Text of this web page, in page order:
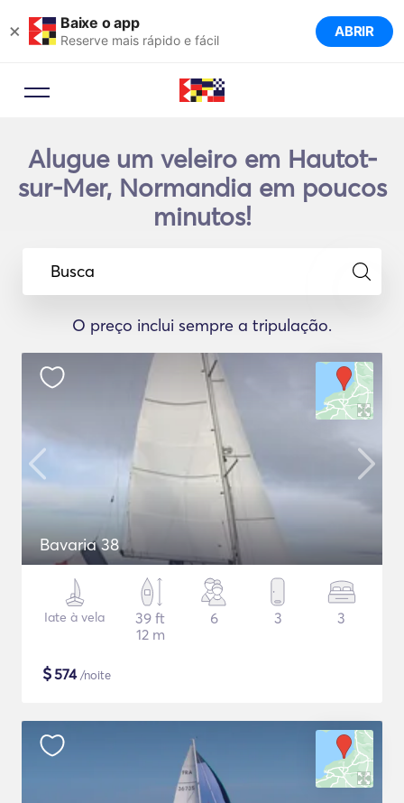
× Baixe o app
Reserve mais rápido e fácil ABRIR
Alugue um veleiro em Hautot-
sur-Mer, Normandia em poucos
minutos!
Busca
O preço inclui sempre a tripulação.
Bavaria 38
Iate à vela
39 ft
12 m
6 3 3
$574/noite